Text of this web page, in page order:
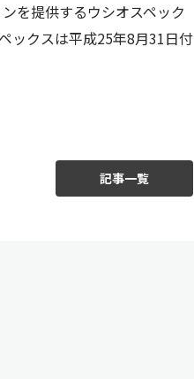
を提供するウシオスペック
ックスは平成25年8月31日付
記事一覧